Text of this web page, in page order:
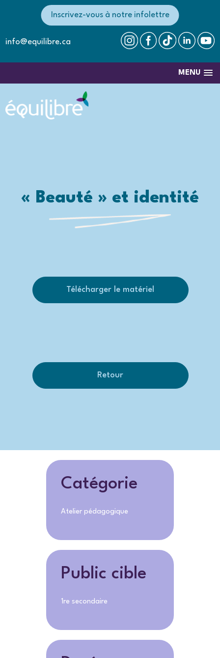
info@equilibre.ca
Inscrivez-vous à notre infolettre
MENU
« Beauté » et identité
Télécharger le matériel
Retour
Catégorie
Atelier pédagogique
Public cible
1re secondaire